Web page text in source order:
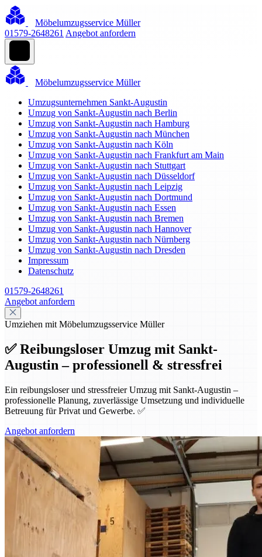
Möbelumzugsservice Müller
01579-2648261 Angebot anfordern
Möbelumzugsservice Müller
Umzugsunternehmen Sankt-Augustin
Umzug von Sankt-Augustin nach Berlin
Umzug von Sankt-Augustin nach Hamburg
Umzug von Sankt-Augustin nach München
Umzug von Sankt-Augustin nach Köln
Umzug von Sankt-Augustin nach Frankfurt am Main
Umzug von Sankt-Augustin nach Stuttgart
Umzug von Sankt-Augustin nach Düsseldorf
Umzug von Sankt-Augustin nach Leipzig
Umzug von Sankt-Augustin nach Dortmund
Umzug von Sankt-Augustin nach Essen
Umzug von Sankt-Augustin nach Bremen
Umzug von Sankt-Augustin nach Hannover
Umzug von Sankt-Augustin nach Nürnberg
Umzug von Sankt-Augustin nach Dresden
Impressum
Datenschutz
01579-2648261
Angebot anfordern
Umziehen mit Möbelumzugsservice Müller
✅ Reibungsloser Umzug mit Sankt-
Augustin – professionell & stressfrei
Ein reibungsloser und stressfreier Umzug mit Sankt-Augustin –
professionelle Planung, zuverlässige Umsetzung und individuelle
Betreuung für Privat und Gewerbe. ✅
Angebot anfordern